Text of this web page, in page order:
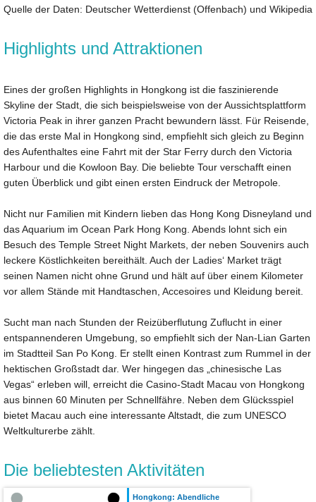
Quelle der Daten: Deutscher Wetterdienst (Offenbach) und Wikipedia
Highlights und Attraktionen
Eines der großen Highlights in Hongkong ist die faszinierende
Skyline der Stadt, die sich beispielsweise von der Aussichtsplattform
Victoria Peak in ihrer ganzen Pracht bewundern lässt. Für Reisende,
die das erste Mal in Hongkong sind, empfiehlt sich gleich zu Beginn
des Aufenthaltes eine Fahrt mit der Star Ferry durch den Victoria
Harbour und die Kowloon Bay. Die beliebte Tour verschafft einen
guten Überblick und gibt einen ersten Eindruck der Metropole.
Nicht nur Familien mit Kindern lieben das Hong Kong Disneyland und
das Aquarium im Ocean Park Hong Kong. Abends lohnt sich ein
Besuch des Temple Street Night Markets, der neben Souvenirs auch
leckere Köstlichkeiten bereithält. Auch der Ladies‘ Market trägt
seinen Namen nicht ohne Grund und hält auf über einem Kilometer
vor allem Stände mit Handtaschen, Accesoires und Kleidung bereit.
Sucht man nach Stunden der Reizüberflutung Zuflucht in einer
entspannenderen Umgebung, so empfiehlt sich der Nan-Lian Garten
im Stadtteil San Po Kong. Er stellt einen Kontrast zum Rummel in der
hektischen Großstadt dar. Wer hingegen das „chinesische Las
Vegas“ erleben will, erreicht die Casino-Stadt Macau von Hongkong
aus binnen 60 Minuten per Schnellfähre. Neben dem Glücksspiel
bietet Macau auch eine interessante Altstadt, die zum UNESCO
Weltkulturerbe zählt.
Die beliebtesten Aktivitäten
Hongkong: Abendliche